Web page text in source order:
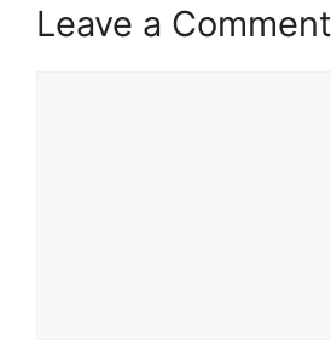
Leave a Comment